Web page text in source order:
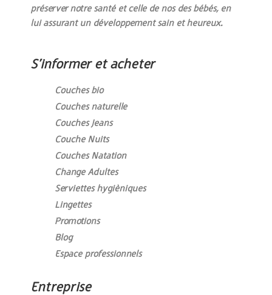
préserver notre santé et celle de nos des bébés, en
lui assurant un développement sain et heureux.
S’informer et acheter
Couches bio
Couches naturelle
Couches Jeans
Couche Nuits
Couches Natation
Change Adultes
Serviettes hygièniques
Lingettes
Promotions
Blog
Espace professionnels
Entreprise